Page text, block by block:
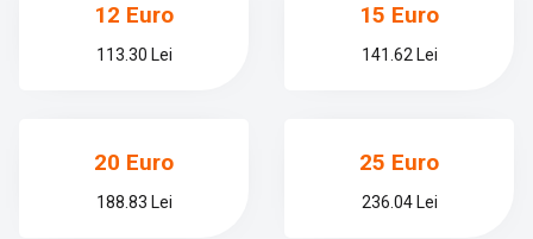
12 Euro
113.30 Lei
15 Euro
141.62 Lei
20 Euro
188.83 Lei
25 Euro
236.04 Lei